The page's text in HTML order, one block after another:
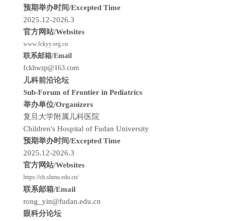
预期举办时间/Excepted Time
2025.12-2026.3
官方网站/Websites
www.fckyy.org.cn
联系邮箱/Email
fckhwzp@163.com
儿科前沿论坛
Sub-Forum of Frontier in Pediatrics
举办单位/Organizers
复旦大学附属儿科医院
Children's Hospital of Fudan University
预期举办时间/Excepted Time
2025.12-2026.3
官方网站/Websites
https://ch.shmu.edu.cn/
联系邮箱/Email
rong_yin@fudan.edu.cn
眼科分论坛